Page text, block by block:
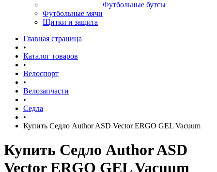
Футбольные бутсы
Футбольные мячи
Щитки и защита
Главная страница
•
Каталог товаров
•
Велоспорт
•
Велозапчасти
•
Седла
•
Купить Седло Author ASD Vector ERGO GEL Vacuum
Купить Седло Author ASD
Vector ERGO GEL Vacuum